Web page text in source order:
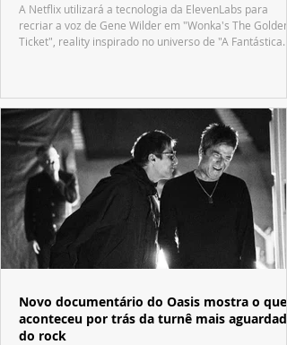
A Netflix utilizará a tecnologia da ElevenLabs para
recriar a voz de Gene Wilder em "Wonka's The Golden
Ticket", reality inspirado no universo de "A Fantástica
Novo documentário do Oasis mostra o que
aconteceu por trás da turnê mais aguardada
do rock